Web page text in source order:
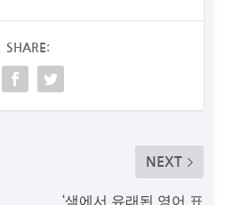
SHARE:
NEXT
‘색에서 유래된 영어 표